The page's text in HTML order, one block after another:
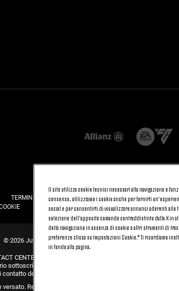
TERMINI E CONDIZIONI FATTURAZIONE ELETTRONICA
JOIN US CONTATTACI FAQ
© 2026 Juventus Football Club S.p.A.
CENTER (+39) 011.45.30.486. Il servizio è attivo dal
sottoscritto con il proprio operatore telefonico e non prevede
dedicati visita la sezione CONTATTACI del nostro sito.
Registro Imprese, Codice Fiscale e Partita IVA
Il sito utilizza cookie tecnici necessari alla navigazione e
consenso, utilizziamo i cookie anche per fornirti
social e per consentirti di visualizzare annunci aderenti alle
selezione dell’apposito comando contraddistinto dalla X in
della navigazione in assenza di cookie o altri strumenti di
preferenze clicca su Impostazioni Cookie.* Ti ricordiamo
in fondo alla pagina.